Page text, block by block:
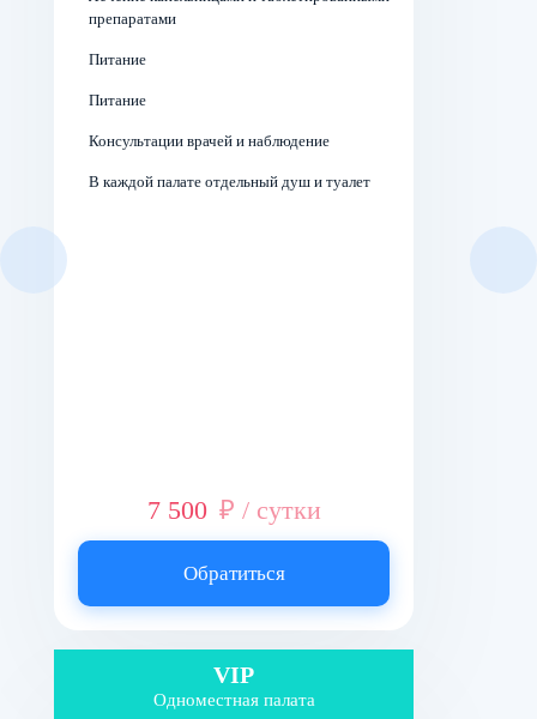
препаратами
Питание
Питание
Консультации врачей и наблюдение
В каждой палате отдельный душ и туалет
7 500 ₽ / сутки
Обратиться
VIP
Одноместная палата